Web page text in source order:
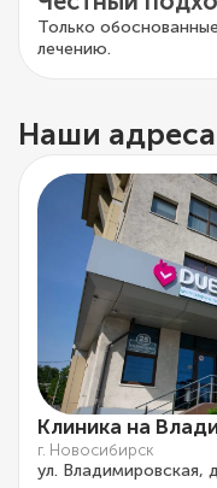
Только
лечению.
Наши адреса
Клиника на
г. Новосибирск
ул. Владимировская,